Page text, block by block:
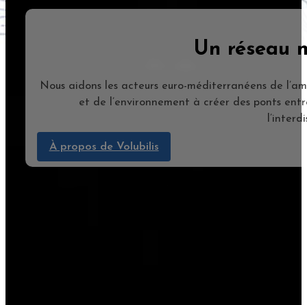
Un réseau
Nous aidons les acteurs euro-méditerranéens de
et de l’environnement à créer des ponts
À propos de Volubilis